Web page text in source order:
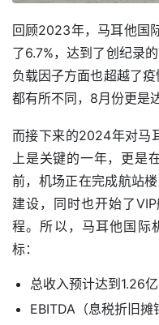
回顾2023年，马耳他国
了6.7%，达到了创纪录
负载因子方面也超越了
都有所不同，8月份更是
而接下来的2024年对马
上是关键的一年，更是
前，机场正在完成航站
建设，同时也开始了
程。所以，马耳他国际
标：
总收入预计达到1.26
EBITDA（息税折旧